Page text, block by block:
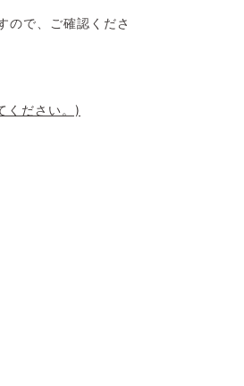
ので、ご確認くださ
ください。)